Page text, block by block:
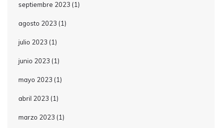
septiembre 2023 (1)
agosto 2023 (1)
julio 2023 (1)
junio 2023 (1)
mayo 2023 (1)
abril 2023 (1)
marzo 2023 (1)